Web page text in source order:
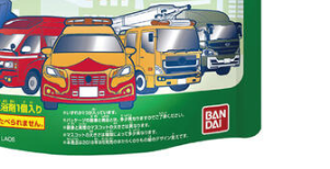
用品
傢俬及睡眠用品